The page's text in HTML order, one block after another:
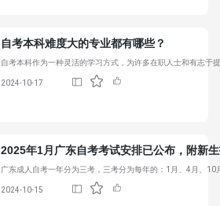
自考本科难度大的专业都有哪些？
自考本科作为一种灵活的学习方式，为许多在职人士和有志于
2024-10-17
2025年1月广东自考考试安排已公布，附新
广东成人自考一年分为三考，三考分为每年的：1月、4月、
2024-10-15